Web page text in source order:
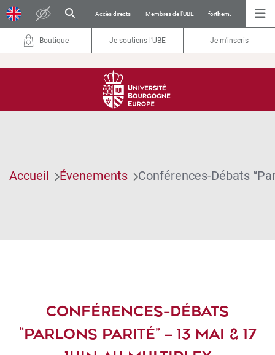
Accès directs Membres de l’UBE forthem.
Boutique Je soutiens l’UBE Je m'inscris
Accueil Évenements Conférences-Débats
CONFÉRENCES-DÉBATS
“PARLONS PARITÉ” – 13 MAI & 17